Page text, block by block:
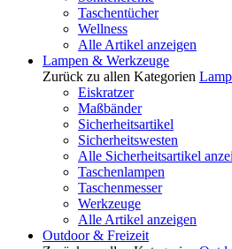
Taschentücher
Wellness
Alle Artikel anzeigen
Lampen & Werkzeuge
Zurück zu allen Kategorien
Eiskratzer
Maßbänder
Sicherheitsartikel
Sicherheitswesten
Alle Sicherheitsartikel
Taschenlampen
Taschenmesser
Werkzeuge
Alle Artikel anzeigen
Outdoor & Freizeit